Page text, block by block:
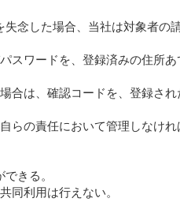
念した場合、当社は対象者の
スワードを、登録済みの住所
合は、確認コードを、登録さ
の責任において管理しなけれ
きる。
同利用は行えない。